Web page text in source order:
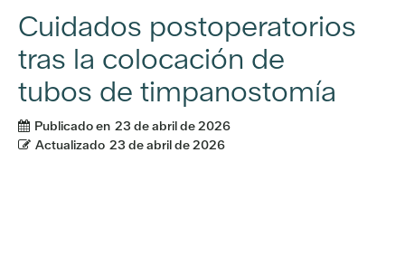
Cuidados postoperatorios
tras la colocación de
tubos de timpanostomía
Publicado en 23 de abril de 2026
Actualizado 23 de abril de 2026